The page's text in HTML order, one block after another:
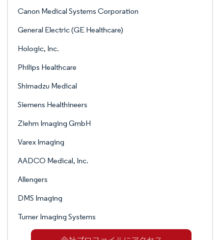
Canon Medical Systems Corporation
General Electric (GE Healthcare)
Hologic, Inc.
Philips Healthcare
Shimadzu Medical
Siemens Healthineers
Ziehm Imaging GmbH
Varex Imaging
AADCO Medical, Inc.
Allengers
DMS Imaging
Turner Imaging Systems